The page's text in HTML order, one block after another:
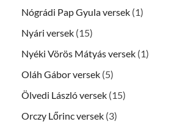
Nógrádi Pap Gyula versek (1)
Nyári versek (15)
Nyéki Vörös Mátyás versek (1)
Oláh Gábor versek (5)
Ölvedi László versek (15)
Orczy Lőrinc versek (3)